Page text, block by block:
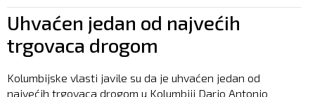
Uhvaćen jedan od najvećih
trgovaca drogom
Kolumbijske vlasti javile su da je uhvaćen jedan od
najvećih trgovaca drogom u Kolumbiji Dario Antonio